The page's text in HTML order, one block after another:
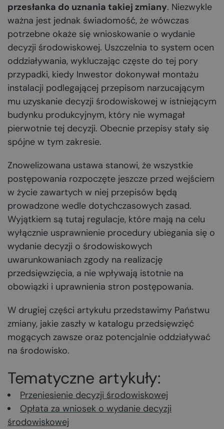
przesłanka do uznania takiej zmiany. Niezwykle
ważna jest jednak świadomość, że wówczas
potrzebne okaże się wnioskowanie o wydanie
decyzji środowiskowej. Uszczelnia to system ocen
oddziaływania, wykluczając częste do tej pory
przypadki, kiedy Inwestor dokonywał montażu
instalacji podlegającej przepisom narzucającym
mu uzyskanie decyzji środowiskowej w istniejącym
budynku produkcyjnym, który nie wymagał
pierwotnie tej decyzji. Obecnie przepisy stały się
spójne w tym zakresie.
Znowelizowana ustawa stanowi, że wszystkie
postępowania rozpoczęte jeszcze przed wejściem
w życie zawartych w niej przepisów będą
prowadzone wedle dotychczasowych zasad.
Wyjątkiem są tutaj regulacje, które mają na celu
wyłącznie usprawnienie procedury ubiegania się o
wydanie decyzji o środowiskowych
uwarunkowaniach zgody na realizację
przedsięwzięcia, a nie wpływają istotnie na
obowiązki i uprawnienia stron postępowania.
W drugiej części artykułu przedstawimy Państwu
zmiany, jakie zaszły w katalogu przedsięwzięć
mogących zawsze oraz potencjalnie oddziaływać
na środowisko.
Tematyczne artykuły:
Przeniesienie decyzji środowiskowej
Opłata za wniosek o wydanie decyzji
środowiskowej